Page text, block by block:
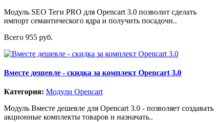
Модуль SEO Теги PRO для Opencart 3.0 позволит сделать
импорт семантического ядра и получить посадочн..
Всего 955 руб.
Вместе дешевле - скидка за комплект Opencart 3.0
Категория: Модули Opencart
Модуль Вместе дешевле для Opencart 3.0 - позволяет создавать
акционные комплекты товаров и назначать..